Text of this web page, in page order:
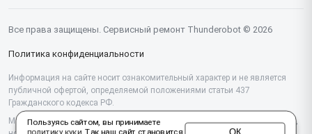
Все права защищены. Сервисный ремонт Thunderobot © 2026
Политика конфиденциальности
Информация на сайте носит ознакомительный характер и не является
публичной офертой, определяемой положениями статьи 437
Гражданского кодекса РФ.
Мы специализируемся на обслуживании и ремонте техники Thunderobot,
Пользуясь сайтом, вы принимаете
политику куки. Так наш сайт становится ОК